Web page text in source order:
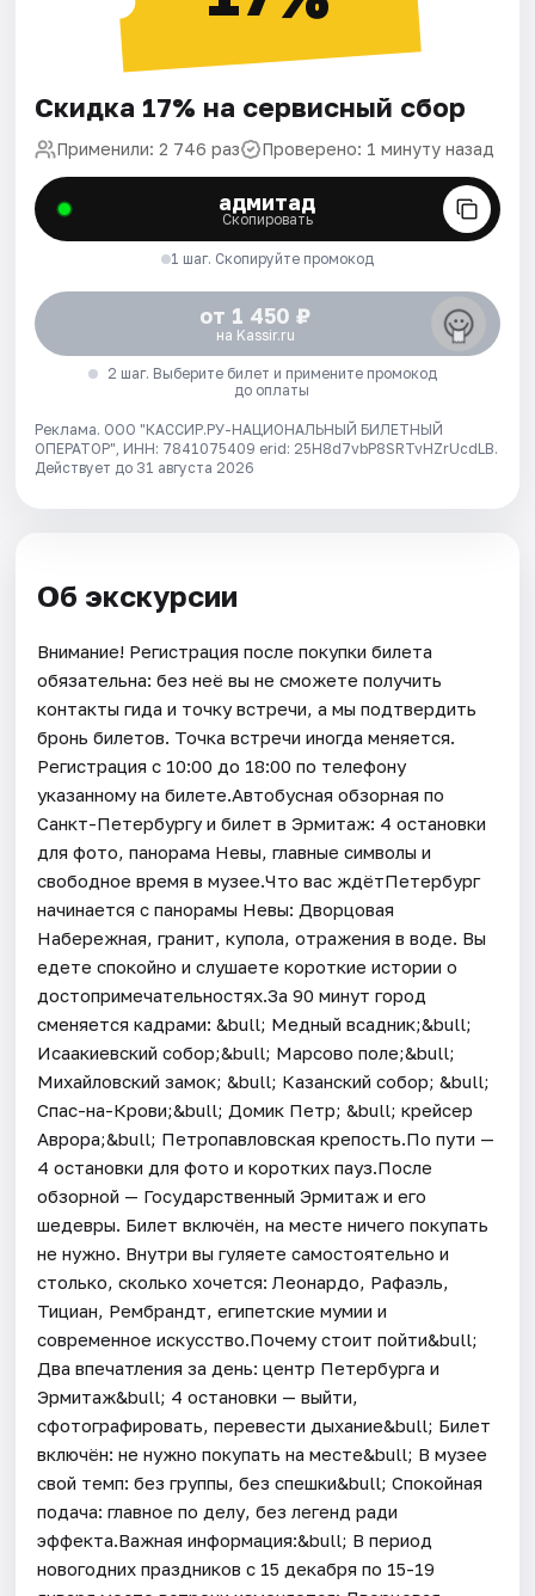
Скидка 17% на сервисный сбор
Применили: 2 746 раз Проверено: 1 минуту назад
адмитад
Скопировать
1 шаг. Скопируйте промокод
от 1 450 ₽
на Kassir.ru
2 шаг. Выберите билет и примените промокод
до оплаты
Реклама. ООО "КАССИР.РУ-НАЦИОНАЛЬНЫЙ БИЛЕТНЫЙ
ОПЕРАТОР", ИНН: 7841075409 erid: 25H8d7vbP8SRTvHZrUcdLB.
Действует до 31 августа 2026
Об экскурсии
Внимание! Регистрация после покупки билета
обязательна: без неё вы не сможете получить
контакты гида и точку встречи, а мы подтвердить
бронь билетов. Точка встречи иногда меняется.
Регистрация с 10:00 до 18:00 по телефону
указанному на билете.Автобусная обзорная по
Санкт-Петербургу и билет в Эрмитаж: 4 остановки
для фото, панорама Невы, главные символы и
свободное время в музее.Что вас ждётПетербург
начинается с панорамы Невы: Дворцовая
Набережная, гранит, купола, отражения в воде. Вы
едете спокойно и слушаете короткие истории о
достопримечательностях.За 90 минут город
сменяется кадрами: &bull; Медный всадник;&bull;
Исаакиевский собор;&bull; Марсово поле;&bull;
Михайловский замок; &bull; Казанский собор; &bull;
Спас-на-Крови;&bull; Домик Петр; &bull; крейсер
Аврора;&bull; Петропавловская крепость.По пути —
4 остановки для фото и коротких пауз.После
обзорной — Государственный Эрмитаж и его
шедевры. Билет включён, на месте ничего покупать
не нужно. Внутри вы гуляете самостоятельно и
столько, сколько хочется: Леонардо, Рафаэль,
Тициан, Рембрандт, египетские мумии и
современное искусство.Почему стоит пойти&bull;
Два впечатления за день: центр Петербурга и
Эрмитаж&bull; 4 остановки — выйти,
сфотографировать, перевести дыхание&bull; Билет
включён: не нужно покупать на месте&bull; В музее
свой темп: без группы, без спешки&bull; Спокойная
подача: главное по делу, без легенд ради
эффекта.Важная информация:&bull; В период
новогодних праздников с 15 декабря по 15-19